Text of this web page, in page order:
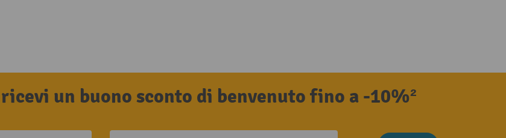
un buono sconto di benvenuto fino a -10%²